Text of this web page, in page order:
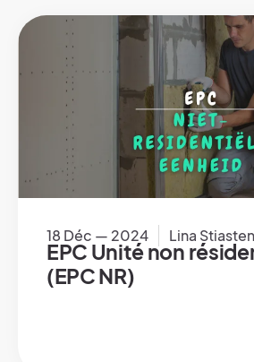
18 Déc — 2024 Lina
EPC Unité non
(EPC NR)